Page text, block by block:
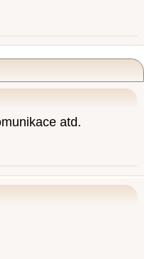
atd.